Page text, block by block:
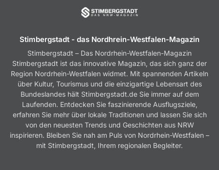
Stimbergstadt - das Nordhrein-Westfalen-Magazin
Stimbergstadt – Das Nordrhein-Westfalen-Magazin
Stimbergstadt ist das innovative Magazin, das sich ganz der
Region Nordrhein-Westfalen widmet. Mit spannenden Artikeln
über Kultur, Tourismus und die einzigartige Lebensart des
Bundeslandes hält Stimbergstadt.de Sie immer auf dem
Laufenden. Entdecken Sie faszinierende Ausflugsziele,
erfahren Sie mehr über lokale Traditionen und lassen Sie sich
von den neuesten Trends und Geschichten aus NRW
inspirieren. Bleiben Sie nah am Puls von Nordrhein-Westfalen –
mit Stimbergstadt, Ihrem regionalen Begleiter.